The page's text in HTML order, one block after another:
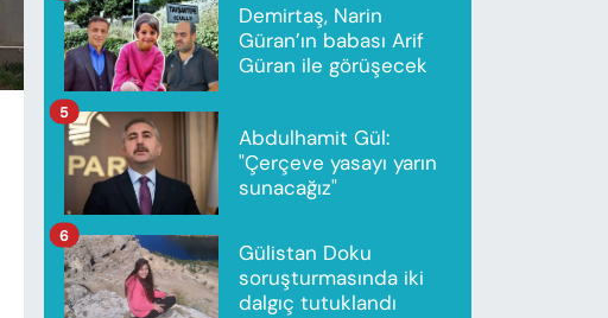
Demirtaş, Narin
Güran’ın babası Arif
Güran ile görüşecek
Abdulhamit Gül:
"Çerçeve yasayı yarın
sunacağız"
5
Gülistan Doku
soruşturmasında iki
dalgıç tutuklandı
6